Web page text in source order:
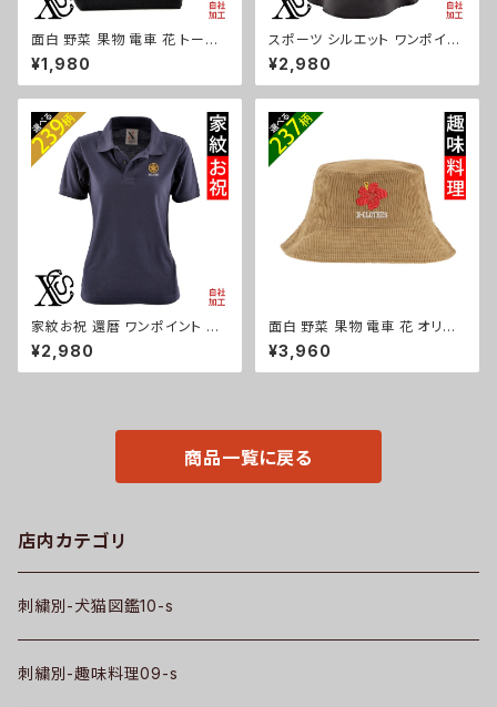
面白 野菜 果物 電車 花 トート
バッグ リアル 刺繍 プレゼント
ワンポイント ミニトートバッグ レ
ディース キッズ メンズ キャンバ
ゃれ トートバック ランチバッグ
ミニ 子供 柄 グッズ ori-aw-ba
g2-b09-s
¥1,980
スポーツ シルエット ワンポイン
ト 刺繍 エプロン ワンピース レ
ディース 撥水加工 おしゃれ か
わいい フリル ティアード フレア
ロン リボン ブラック 黒 グッズ
文字 面白い おもしろ 卒団 記念
品 部活 卒業 ori-a-tao13-b0
8-s
¥2,980
家紋お祝 還暦 ワンポイント 刺
繍 オリジナル 半袖 ポロシャツ
レディース 無地 ロゴ おしゃれ
ゴルフ 吸汗速乾 黒 ブラック ネ
¥2,980
面白 野菜 果物 電車 花 オリジ
ナル 刺繍 ワンポイント コーデュ
ロイ バケットハット メンズ レデ
ィース 帽子 自社ブランド ロゴ
¥3,960
商品一覧に戻る
店内カテゴリ
刺繍別-犬猫図鑑10-s
刺繍別-趣味料理09-s